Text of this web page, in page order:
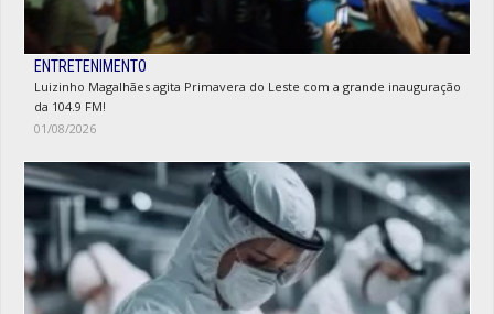
ENTRETENIMENTO
Luizinho Magalhães agita Primavera do Leste com a grande inauguração
da 104.9 FM!
01/08/2026